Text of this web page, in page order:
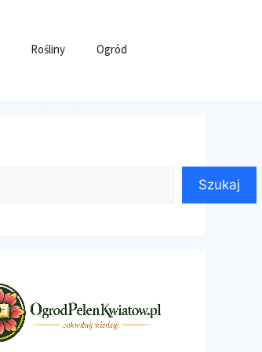
Rośliny Ogród
Szukaj